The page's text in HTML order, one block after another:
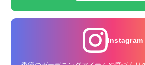
Instagram